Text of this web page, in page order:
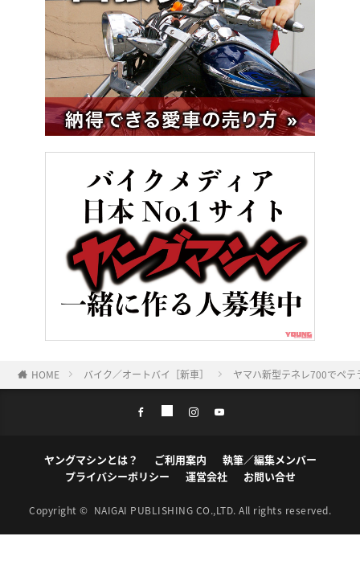
HOME バイク／オートバイ［新車］ ヤマハ新型テネレ700でペ
ヤングマシンとは？ ご利用案内
執筆／編集メンバー
プライバシーポリシー
運営会社 お問い合せ
Copyright © NAIGAI PUBLISHING CO.,LTD. All rights reserved.